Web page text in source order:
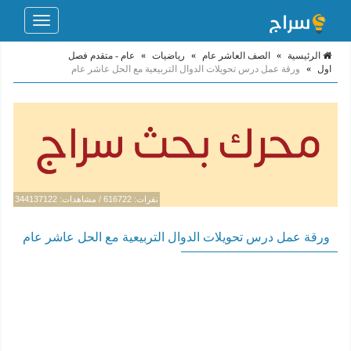
Toggle
الرئيسية » الصف العاشر عام » رياضيات »
عام - متقدم فصل
اول » ورقة عمل درس تحويلات الدوال التربيعية مع الحل عاشر عام
نقرات: 616722 / مشاهدات: 344137122
ورقة عمل درس تحويلات الدوال التربيعية مع الحل عاشر عام